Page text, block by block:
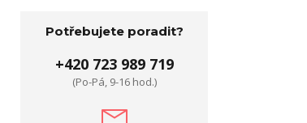
Potřebujete poradit?
+420 723 989 719
(Po-Pá, 9-16 hod.)